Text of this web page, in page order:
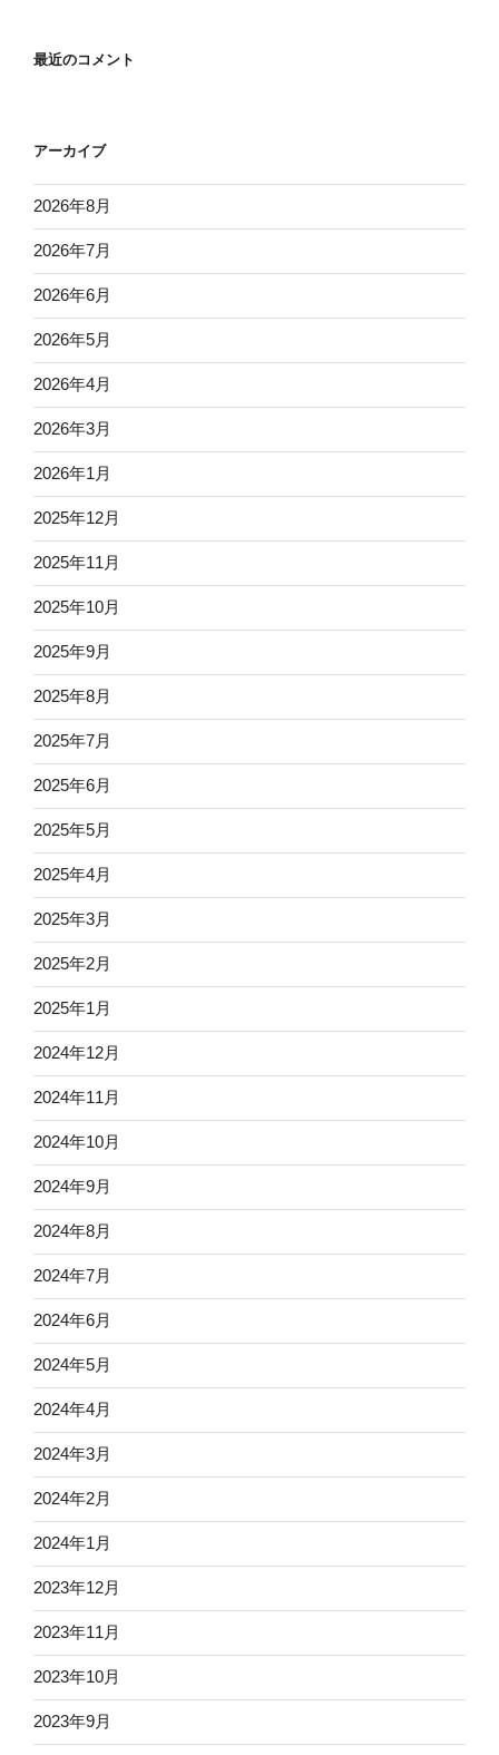
最近のコメント
アーカイブ
2026年8月
2026年7月
2026年6月
2026年5月
2026年4月
2026年3月
2026年1月
2025年12月
2025年11月
2025年10月
2025年9月
2025年8月
2025年7月
2025年6月
2025年5月
2025年4月
2025年3月
2025年2月
2025年1月
2024年12月
2024年11月
2024年10月
2024年9月
2024年8月
2024年7月
2024年6月
2024年5月
2024年4月
2024年3月
2024年2月
2024年1月
2023年12月
2023年11月
2023年10月
2023年9月